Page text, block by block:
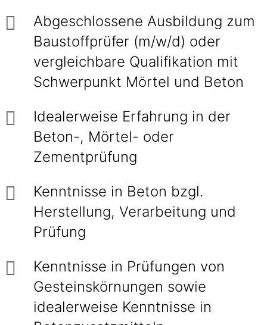
Abgeschlossene Ausbildung zum
Baustoffprüfer (m/w/d) oder
vergleichbare Qualifikation mit
Schwerpunkt Mörtel und Beton
Idealerweise Erfahrung in der
Beton-, Mörtel- oder
Zementprüfung
Kenntnisse in Beton bzgl.
Herstellung, Verarbeitung und
Prüfung
Kenntnisse in Prüfungen von
Gesteinskörnungen sowie
idealerweise Kenntnisse in